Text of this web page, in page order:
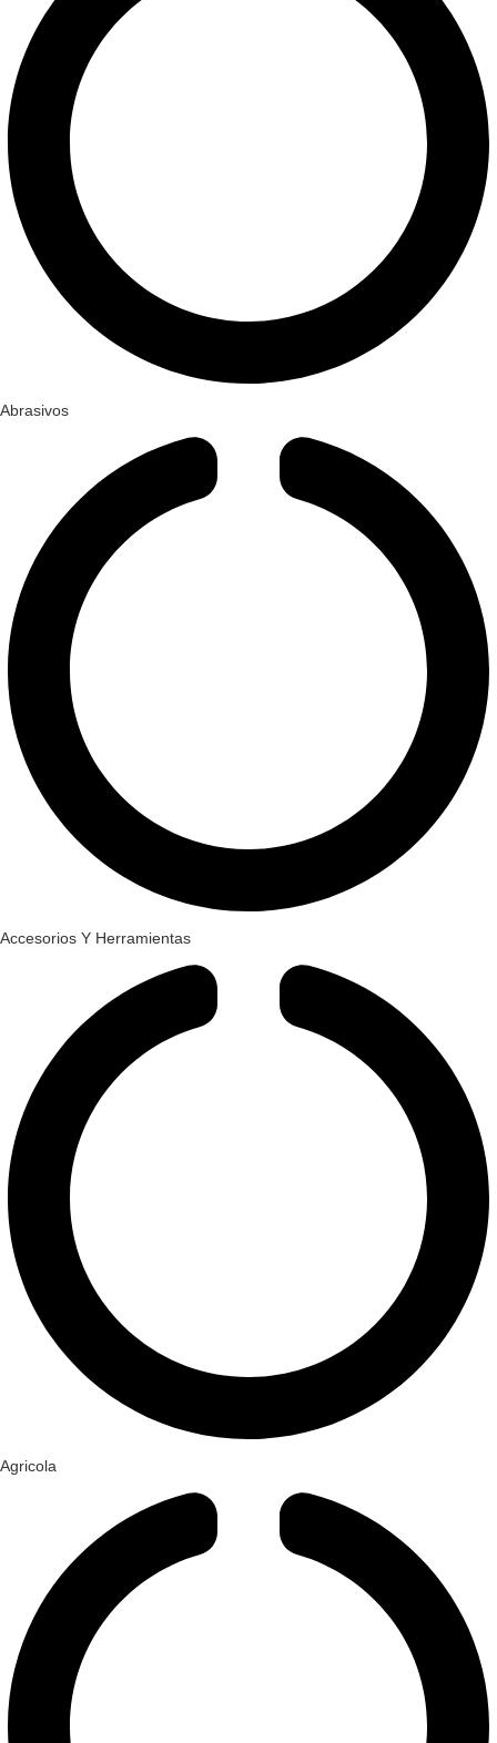
Abrasivos
Accesorios Y Herramientas
Agricola